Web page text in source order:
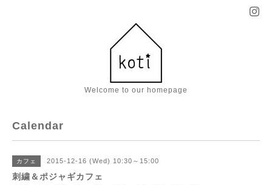
Welcome to our homepage
Calendar
カフェ 2015-12-16 (Wed) 10:30～15:00
刺繍＆ポジャギカフェ